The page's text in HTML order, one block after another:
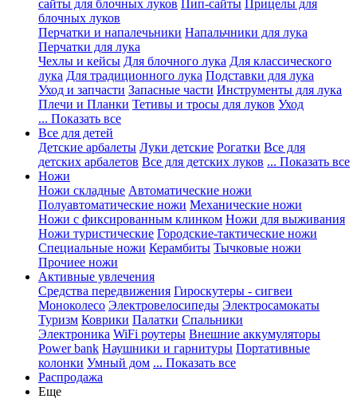
сайты для блочных луков Пип-сайты Прицелы для
блочных луков
Перчатки и напалечьники Напальчники для лука
Перчатки для лука
Чехлы и кейсы Для блочного лука Для классического
лука Для традиционного лука Подставки для лука
Уход и запчасти Запасные части Инструменты для лука
Плечи и Планки Тетивы и тросы для луков Уход
... Показать все
Все для детей
Детские арбалеты Луки детские Рогатки Все для
детских арбалетов Все для детских луков ... Показать все
Ножи
Ножи складные Автоматические ножи
Полуавтоматические ножи Механические ножи
Ножи с фиксированным клинком Ножи для выживания
Ножи туристические Городские-тактические ножи
Специальные ножи Керамбиты Тычковые ножи
Прочиее ножи
Активные увлечения
Средства передвижения Гироскутеры - сигвеи
Моноколесо Электровелосипеды Электросамокаты
Туризм Коврики Палатки Спальники
Электроника WiFi роутеры Внешние аккумуляторы
Power bank Наушники и гарнитуры Портативные
колонки Умный дом ... Показать все
Распродажа
Еще